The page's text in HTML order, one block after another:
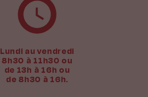
Lundi au vendredi
8h30 à 11h30 ou
de 13h à 16h ou
de 8h30 à 16h.